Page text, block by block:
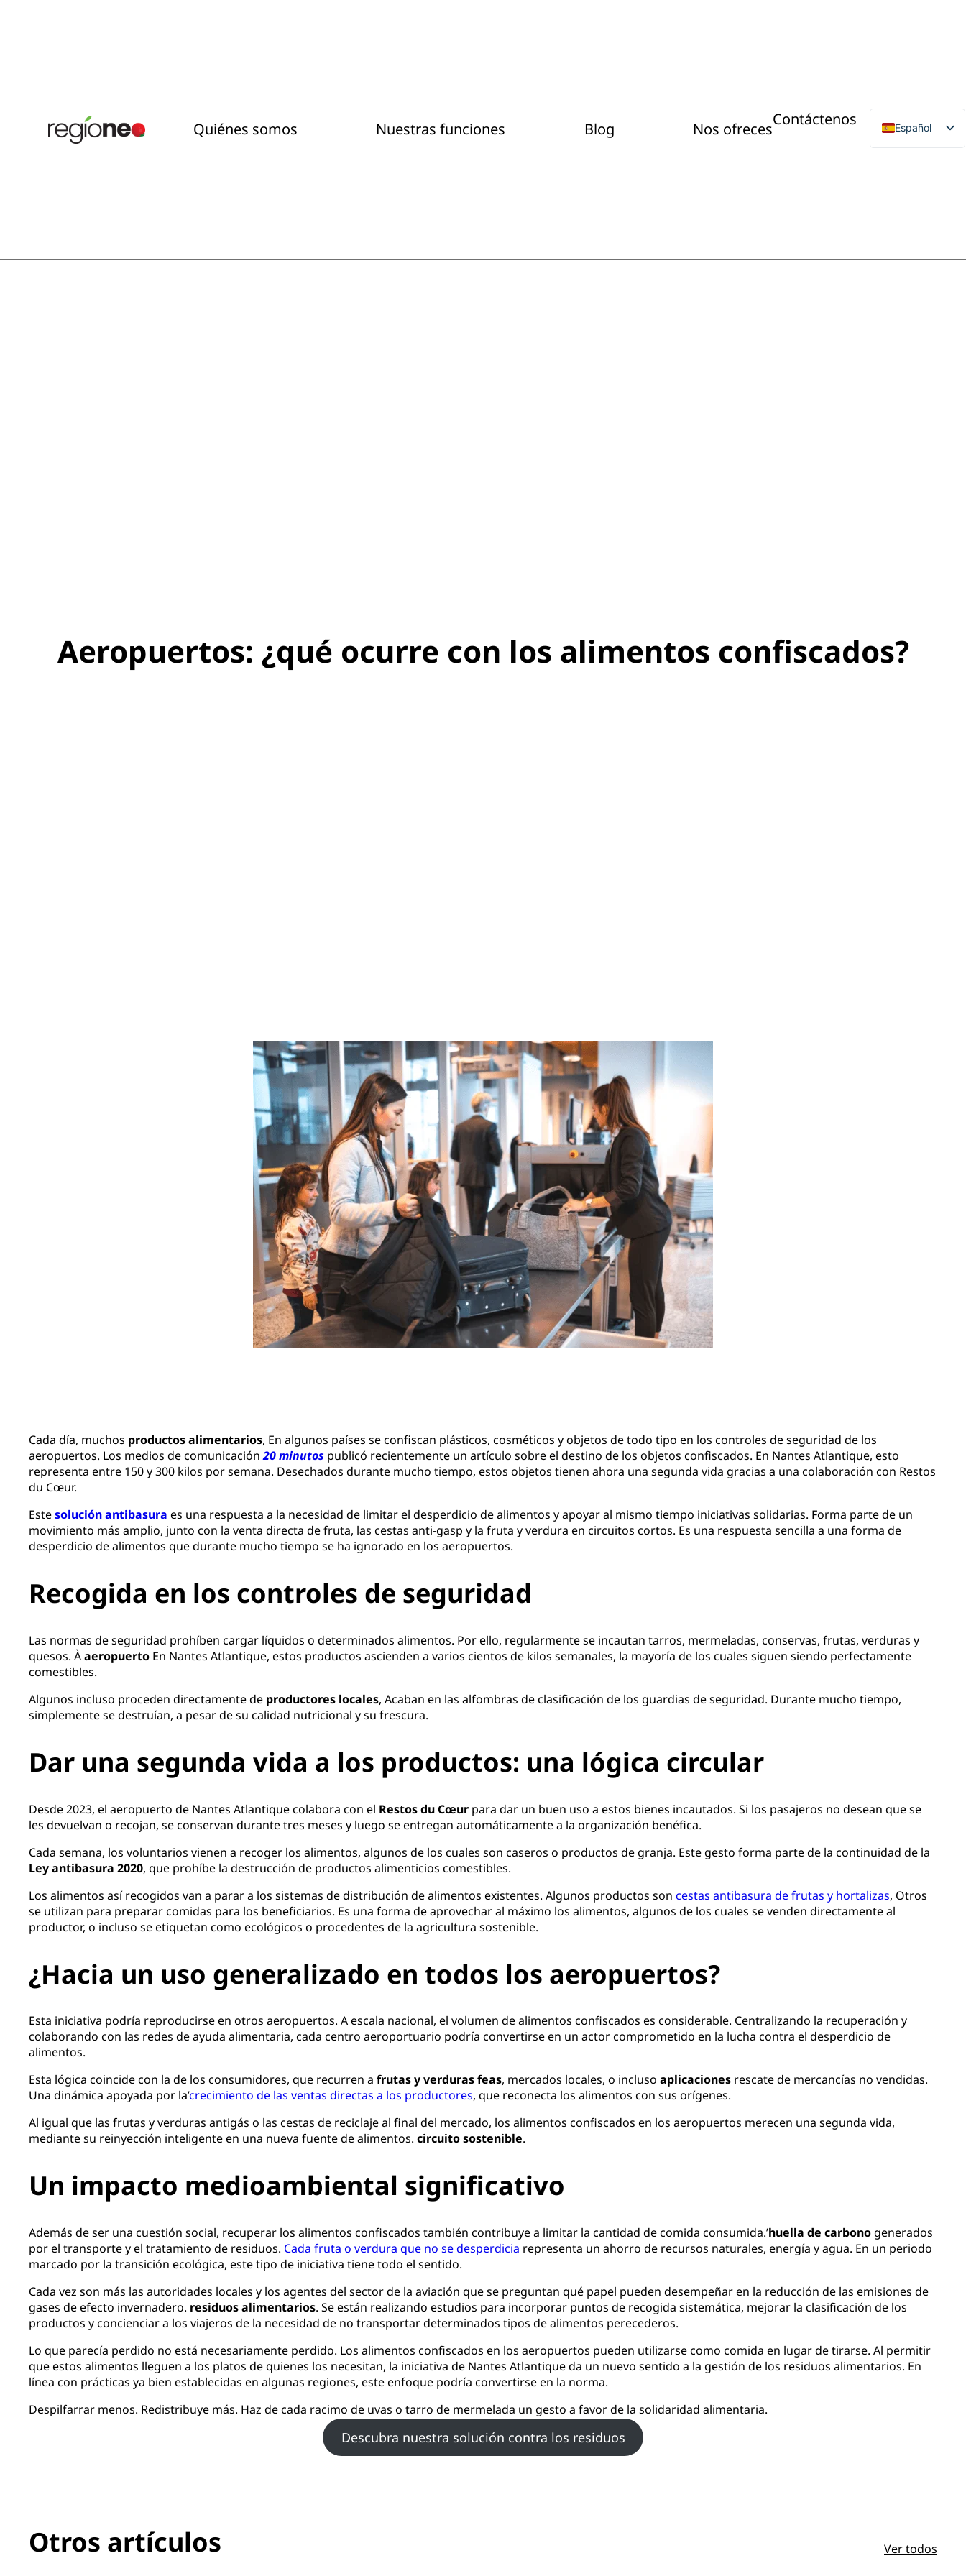
Quiénes somos Nuestras funciones Blog Nos ofreces
Contáctenos
Español
French
Aeropuertos: ¿qué ocurre con los alimentos confiscados?
Cada día, muchos productos alimentarios, En algunos países se confiscan plásticos, cosméticos y objetos de todo tipo en los controles de seguridad de los
aeropuertos. Los medios de comunicación20 minutos publicó recientemente un artículo sobre el destino de los objetos confiscados. En Nantes Atlantique, esto
representa entre 150 y 300 kilos por semana. Desechados durante mucho tiempo, estos objetos tienen ahora una segunda vida gracias a una colaboración con Restos
du Cœur.
Estesolución antibasura es una respuesta a la necesidad de limitar el desperdicio de alimentos y apoyar al mismo tiempo iniciativas solidarias. Forma parte de un
movimiento más amplio, junto con la venta directa de fruta, las cestas anti-gasp y la fruta y verdura en circuitos cortos. Es una respuesta sencilla a una forma de
desperdicio de alimentos que durante mucho tiempo se ha ignorado en los aeropuertos.
Recogida en los controles de seguridad
Las normas de seguridad prohíben cargar líquidos o determinados alimentos. Por ello, regularmente se incautan tarros, mermeladas, conservas, frutas, verduras y
quesos. Àaeropuerto En Nantes Atlantique, estos productos ascienden a varios cientos de kilos semanales, la mayoría de los cuales siguen siendo perfectamente
comestibles.
Algunos incluso proceden directamente de productores locales, Acaban en las alfombras de clasificación de los guardias de seguridad. Durante mucho tiempo,
simplemente se destruían, a pesar de su calidad nutricional y su frescura.
Dar una segunda vida a los productos: una lógica circular
Desde 2023, el aeropuerto de Nantes Atlantique colabora con el Restos du Cœur para dar un buen uso a estos bienes incautados. Si los pasajeros no desean que se
les devuelvan o recojan, se conservan durante tres meses y luego se entregan automáticamente a la organización benéfica.
Cada semana, los voluntarios vienen a recoger los alimentos, algunos de los cuales son caseros o productos de granja. Este gesto forma parte de la continuidad de la
Ley antibasura 2020, que prohíbe la destrucción de productos alimenticios comestibles.
Los alimentos así recogidos van a parar a los sistemas de distribución de alimentos existentes. Algunos productos son cestas antibasura de frutas y hortalizas, Otros
se utilizan para preparar comidas para los beneficiarios. Es una forma de aprovechar al máximo los alimentos, algunos de los cuales se venden directamente al
productor, o incluso se etiquetan como ecológicos o procedentes de la agricultura sostenible.
¿Hacia un uso generalizado en todos los aeropuertos?
Esta iniciativa podría reproducirse en otros aeropuertos. A escala nacional, el volumen de alimentos confiscados es considerable. Centralizando la recuperación y
colaborando con las redes de ayuda alimentaria, cada centro aeroportuario podría convertirse en un actor comprometido en la lucha contra el desperdicio de
alimentos.
Esta lógica coincide con la de los consumidores, que recurren a frutas y verduras feas, mercados locales, o incluso aplicaciones rescate de mercancías no vendidas.
Una dinámica apoyada por la’crecimiento de las ventas directas a los productores, que reconecta los alimentos con sus orígenes.
Al igual que las frutas y verduras antigás o las cestas de reciclaje al final del mercado, los alimentos confiscados en los aeropuertos merecen una segunda vida,
mediante su reinyección inteligente en una nueva fuente de alimentos. circuito sostenible.
Un impacto medioambiental significativo
Además de ser una cuestión social, recuperar los alimentos confiscados también contribuye a limitar la cantidad de comida consumida.’huella de carbono generados
por el transporte y el tratamiento de residuos. Cada fruta o verdura que no se desperdicia representa un ahorro de recursos naturales, energía y agua. En un periodo
marcado por la transición ecológica, este tipo de iniciativa tiene todo el sentido.
Cada vez son más las autoridades locales y los agentes del sector de la aviación que se preguntan qué papel pueden desempeñar en la reducción de las emisiones de
gases de efecto invernadero. residuos alimentarios. Se están realizando estudios para incorporar puntos de recogida sistemática, mejorar la clasificación de los
productos y concienciar a los viajeros de la necesidad de no transportar determinados tipos de alimentos perecederos.
Lo que parecía perdido no está necesariamente perdido. Los alimentos confiscados en los aeropuertos pueden utilizarse como comida en lugar de tirarse. Al permitir
que estos alimentos lleguen a los platos de quienes los necesitan, la iniciativa de Nantes Atlantique da un nuevo sentido a la gestión de los residuos alimentarios. En
línea con prácticas ya bien establecidas en algunas regiones, este enfoque podría convertirse en la norma.
Despilfarrar menos. Redistribuye más. Haz de cada racimo de uvas o tarro de mermelada un gesto a favor de la solidaridad alimentaria.
Descubra nuestra solución contra los residuos
Otros artículos Ver todos